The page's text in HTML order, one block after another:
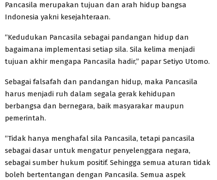
Pancasila merupakan tujuan dan arah hidup bangsa
Indonesia yakni kesejahteraan.
“Kedudukan Pancasila sebagai pandangan hidup dan
bagaimana implementasi setiap sila. Sila kelima menjadi
tujuan akhir mengapa Pancasila hadir,” papar Setiyo Utomo.
Sebagai falsafah dan pandangan hidup, maka Pancasila
harus menjadi ruh dalam segala gerak kehidupan
berbangsa dan bernegara, baik masyarakar maupun
pemerintah.
“Tidak hanya menghafal sila Pancasila, tetapi pancasila
sebagai dasar untuk mengatur penyelenggara negara,
sebagai sumber hukum positif. Sehingga semua aturan tidak
boleh bertentangan dengan Pancasila. Semua aspek